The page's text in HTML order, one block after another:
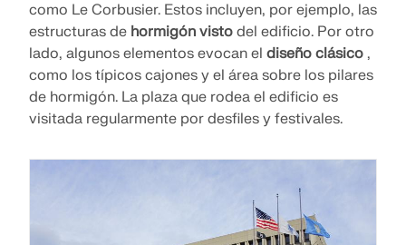
como Le Corbusier. Estos incluyen, por ejemplo, las
estructuras de hormigón visto del edificio. Por otro
lado, algunos elementos evocan el diseño clásico ,
como los típicos cajones y el área sobre los pilares
de hormigón. La plaza que rodea el edificio es
visitada regularmente por desfiles y festivales.